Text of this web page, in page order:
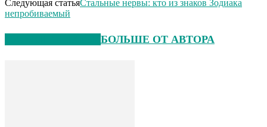
Следующая статьяСтальные нервы: кто из знаков Зодиака
непробиваемый
БОЛЬШЕ ОТ АВТОРА